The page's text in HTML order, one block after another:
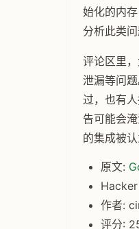
始化的内
分析此类问
评论区里
泄漏等问
过，也有
告可能会
的集成被
原文:
作者:
评分: